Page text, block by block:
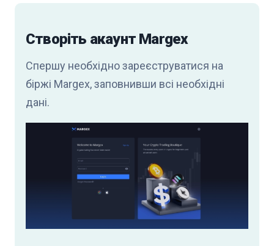
Створіть акаунт Margex
Спершу необхідно зареєструватися на
біржі Margex, заповнивши всі необхідні
дані.